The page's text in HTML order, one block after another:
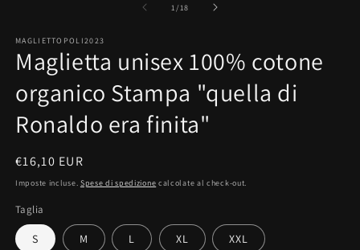
finestra
modale
1/su
18
MAGLIETTOPOLI2023
Maglietta unisex 100% cotone
organico Stampa "quella di
Ronaldo era finita"
Prezzo
di
€16,10 EUR
Imposte incluse. Spese di spedizione calcolate al check-out.
Taglia
S M L XL XXL